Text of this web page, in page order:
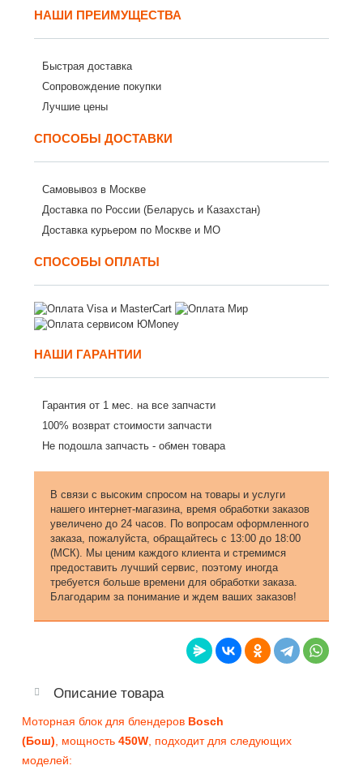
НАШИ ПРЕИМУЩЕСТВА
Быстрая доставка
Сопровождение покупки
Лучшие цены
СПОСОБЫ ДОСТАВКИ
Самовывоз в Москве
Доставка по России (Беларусь и Казахстан)
Доставка курьером по Москве и МО
СПОСОБЫ ОПЛАТЫ
НАШИ ГАРАНТИИ
Гарантия от 1 мес. на все запчасти
100% возврат стоимости запчасти
Не подошла запчасть - обмен товара
В связи с высоким спросом на товары и услуги
нашего интернет-магазина, время обработки заказов
увеличено до 24 часов. По вопросам оформленного
заказа, пожалуйста, обращайтесь с 13:00 до 18:00
(МСК). Мы ценим каждого клиента и стремимся
предоставить лучший сервис, поэтому иногда
требуется больше времени для обработки заказа.
Благодарим за понимание и ждем ваших заказов!
Описание товара
Моторная блок для блендеров Bosch
(Бош) , мощность 450W , подходит для следующих
моделей: